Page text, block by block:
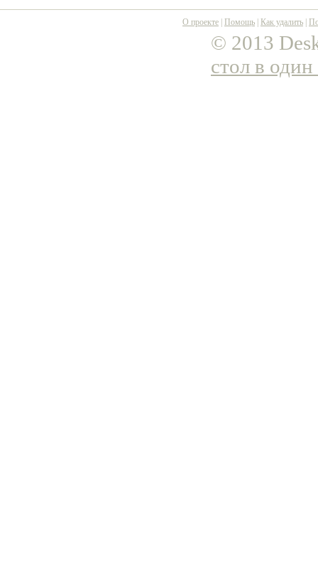
О проекте Помощь Как удалить
© 2013
стол в